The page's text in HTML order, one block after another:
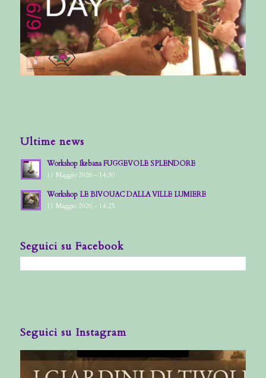
Ultime news
Workshop Ikebana FUGGEVOLE SPLENDORE
11 Maggio 2026 - 14:30
Workshop LE BIVOUAC DALLA VILLE LUMIERE
11 Maggio 2026 - 14:25
Seguici su Facebook
Seguici su Instagram